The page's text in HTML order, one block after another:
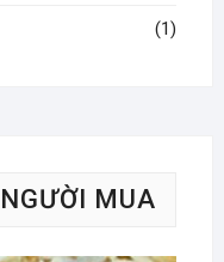
(1)
MUA